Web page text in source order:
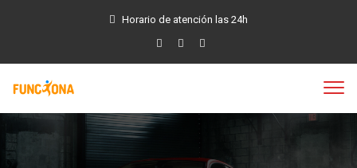
Horario de atención las 24h